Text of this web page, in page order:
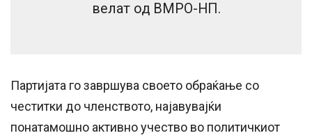
велат од ВМРО-НП.
Партијата го завршува своето обраќање со
честитки до членството, најавувајќи
понатамошно активно учество во политичкиот